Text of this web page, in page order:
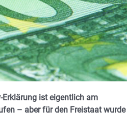
Erklärung ist eigentlich am
– aber für den Freistaat wurde